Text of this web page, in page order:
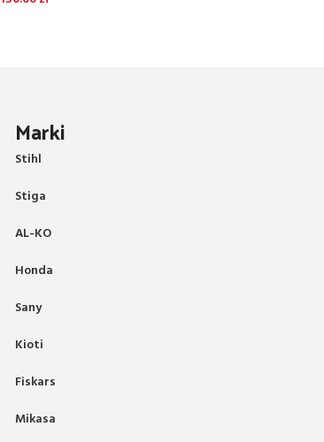
Marki
Stihl
Stiga
AL-KO
Honda
Sany
Kioti
Fiskars
Mikasa